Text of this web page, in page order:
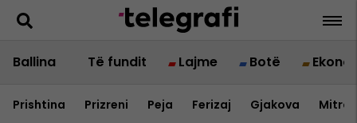
Ballina Të fundit Lajme Botë
Prishtina Prizreni Peja Ferizaj Gjakova